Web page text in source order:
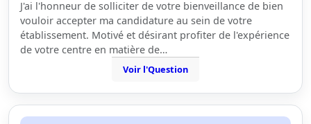
J'ai l'honneur de solliciter de votre bienveillance de bien
vouloir accepter ma candidature au sein de votre
établissement. Motivé et désirant profiter de l'expérience
de votre centre en matière de…
Voir l'Question